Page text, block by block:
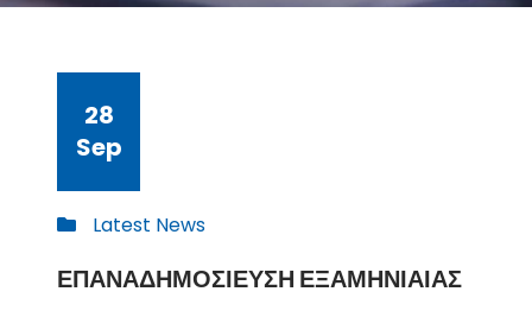
28
Sep
Latest News
ΕΠΑΝΑΔΗΜΟΣΙΕΥΣΗ ΕΞΑΜΗΝΙΑΙΑΣ